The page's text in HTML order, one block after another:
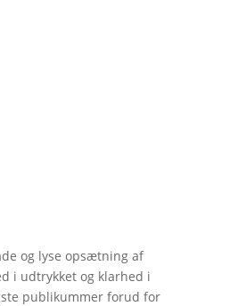
og lyse opsætning af
i udtrykket og klarhed i
publikummer forud for